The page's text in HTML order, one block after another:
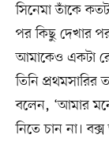
সিনেমা তাঁকে
পর কিছু দেখার
আমাকেও একটা
তিনি
বলেন, ‘আমার
নিতে চান না।